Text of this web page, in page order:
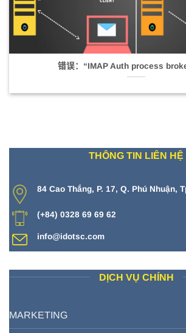
错误：“IMAP Auth process
THÔNG TIN LIÊN HỆ
84 Cao Thắng, P. 17, Q. Phú Nhuận,
(+84) 0328 69 69 62
info@idotsc.com
DỊCH VỤ CHÍNH
MARKETING